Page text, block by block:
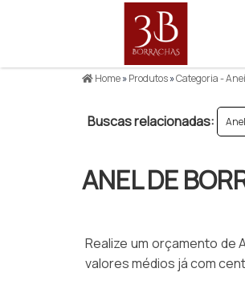
Home»Produtos»Categoria -
Buscas relacionadas:
ANEL DE
Realize um orçamento de
valores médios já com